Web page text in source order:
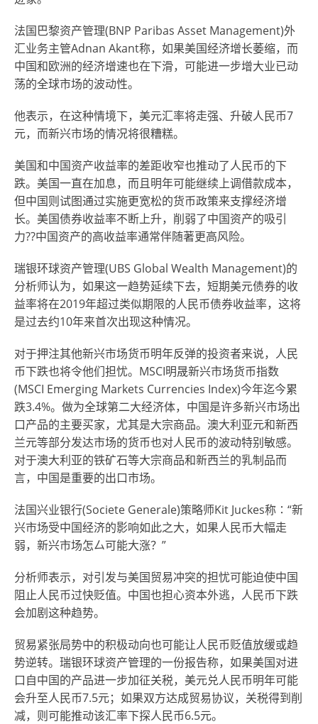
法国巴黎资产管理(BNP Paribas Asset Management)外
汇业务主管Adnan Akant称，如果美国经济增长萎缩，而
中国和欧洲的经济增速也在下滑，可能进一步增大业已动
荡的全球市场的波动性。
他表示，在这种情境下，美元汇率将走强、升破人民币7
元，而新兴市场的情况将很糟糕。
美国和中国资产收益率的差距收窄也推动了人民币的下
跌。美国一直在加息，而且明年可能继续上调借款成本，
但中国则试图通过实施更宽松的货币政策来支撑经济增
长。美国债券收益率不断上升，削弱了中国资产的吸引
力??中国资产的高收益率通常伴随著更高风险。
瑞银环球资产管理(UBS Global Wealth Management)的
分析师认为，如果这一趋势延续下去，短期美元债券的收
益率将在2019年超过类似期限的人民币债券收益率，这将
是过去约10年来首次出现这种情况。
对于押注其他新兴市场货币明年反弹的投资者来说，人民
币下跌也将令他们担忧。MSCI明晟新兴市场货币指数
(MSCI Emerging Markets Currencies Index)今年迄今累
跌3.4%。做为全球第二大经济体，中国是许多新兴市场出
口产品的主要买家，尤其是大宗商品。澳大利亚元和新西
兰元等部分发达市场的货币也对人民币的波动特别敏感。
对于澳大利亚的铁矿石等大宗商品和新西兰的乳制品而
言，中国是重要的出口市场。
法国兴业银行(Societe Generale)策略师Kit Juckes称∶“新
兴市场受中国经济的影响如此之大，如果人民币大幅走
弱，新兴市场怎厶可能大涨？”
分析师表示，对引发与美国贸易冲突的担忧可能迫使中国
阻止人民币过快贬值。中国也担心资本外逃，人民币下跌
会加剧这种趋势。
贸易紧张局势中的积极动向也可能让人民币贬值放缓或趋
势逆转。瑞银环球资产管理的一份报告称，如果美国对进
口自中国的产品进一步加征关税，美元兑人民币明年可能
会升至人民币7.5元；如果双方达成贸易协议，关税得到削
减，则可能推动该汇率下探人民币6.5元。